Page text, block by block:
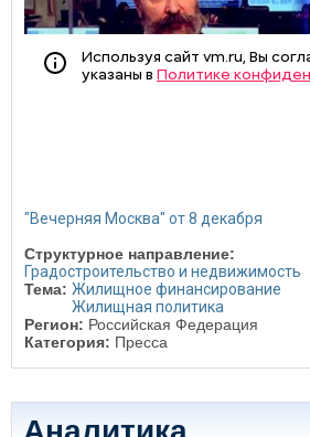
"Вечерняя Москва" от 8 декабря
Структурное направление:
Градостроительство и недвижимость
Тема: Жилищное финансирование
Жилищная политика
Регион: Российская Федерация
Категория: Пресса